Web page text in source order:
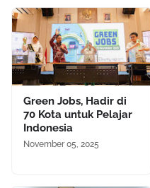
Green Jobs, Hadir di
70 Kota untuk Pelajar
Indonesia
November 05, 2025